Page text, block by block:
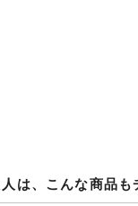
は、こんな商品も